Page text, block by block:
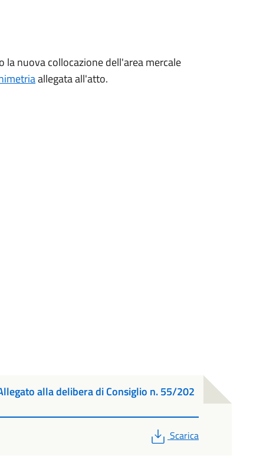
la nuova collocazione dell'area mercale
allegata all'atto.
alla delibera di Consiglio n. 55/202
PDF
Scarica